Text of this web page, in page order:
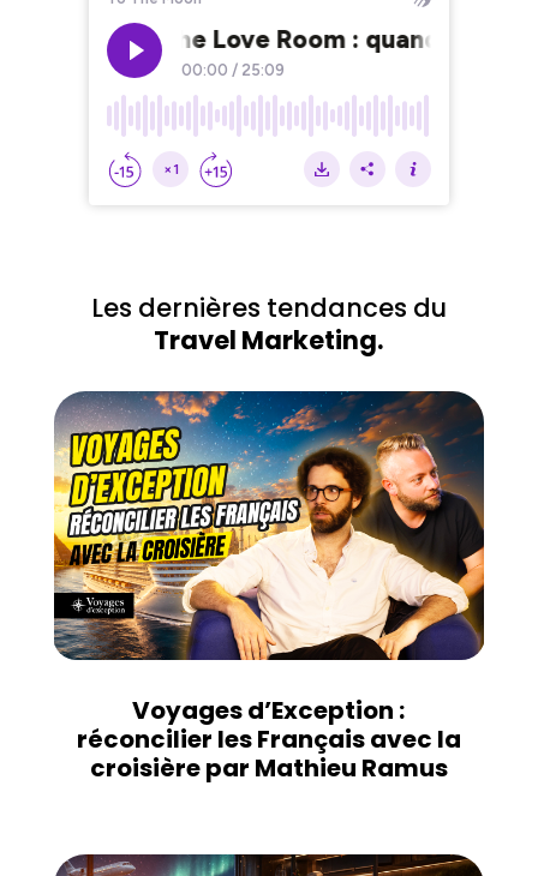
Les dernières tendances du
Travel Marketing.
Voyages d’Exception :
réconcilier les Français avec la
croisière par Mathieu Ramus